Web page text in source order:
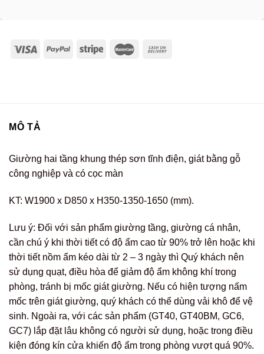
MÔ TẢ
Giường hai tầng khung thép sơn tĩnh điện, giát bằng gỗ
công nghiệp và có cọc màn
KT: W1900 x D850 x H350-1350-1650 (mm).
Lưu ý: Đối với sản phẩm giường tầng, giường cá nhân,
cần chú ý khi thời tiết có độ ẩm cao từ 90% trở lên hoặc khi
thời tiết nồm ẩm kéo dài từ 2 – 3 ngày thì Quý khách nên
sử dụng quạt, điều hòa để giảm độ ẩm không khí trong
phòng, tránh bị mốc giát giường. Nếu có hiện tượng nấm
mốc trên giát giường, quý khách có thể dùng vải khô để vệ
sinh. Ngoài ra, với các sản phẩm (GT40, GT40BM, GC6,
GC7) lắp đặt lâu không có người sử dụng, hoặc trong điều
kiện đóng kín cửa khiến độ ẩm trong phòng vượt quá 90%.